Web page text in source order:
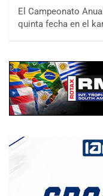
El Campeonato
quinta fecha en el